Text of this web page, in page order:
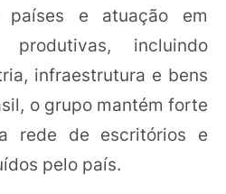
e atuação em
produtivas, incluindo
infraestrutura e bens
o grupo mantém forte
rede de escritórios e
pelo país.